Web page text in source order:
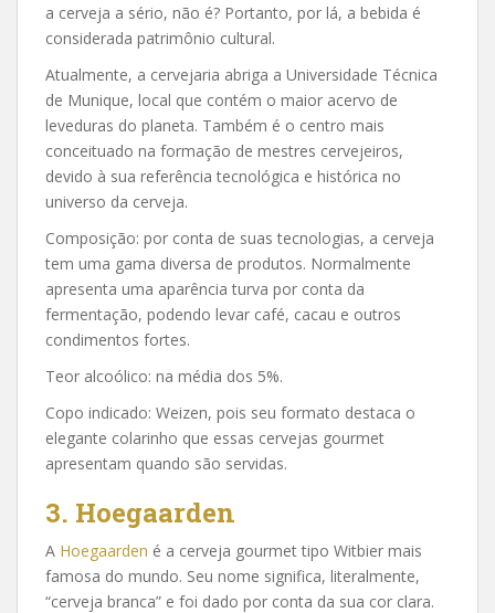
a cerveja a sério, não é? Portanto, por lá, a bebida é
considerada patrimônio cultural.
Atualmente, a cervejaria abriga a Universidade Técnica
de Munique, local que contém o maior acervo de
leveduras do planeta. Também é o centro mais
conceituado na formação de mestres cervejeiros,
devido à sua referência tecnológica e histórica no
universo da cerveja.
Composição: por conta de suas tecnologias, a cerveja
tem uma gama diversa de produtos. Normalmente
apresenta uma aparência turva por conta da
fermentação, podendo levar café, cacau e outros
condimentos fortes.
Teor alcoólico: na média dos 5%.
Copo indicado: Weizen, pois seu formato destaca o
elegante colarinho que essas cervejas gourmet
apresentam quando são servidas.
3. Hoegaarden
A Hoegaarden é a cerveja gourmet tipo Witbier mais
famosa do mundo. Seu nome significa, literalmente,
“cerveja branca” e foi dado por conta da sua cor clara.